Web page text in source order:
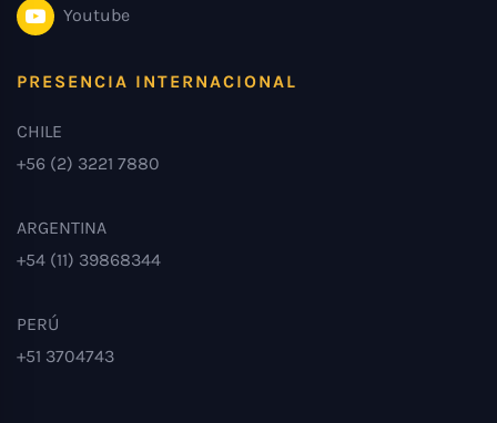
Youtube
PRESENCIA INTERNACIONAL
CHILE
+56 (2) 3221 7880
ARGENTINA
+54 (11) 39868344
PERÚ
+51 3704743